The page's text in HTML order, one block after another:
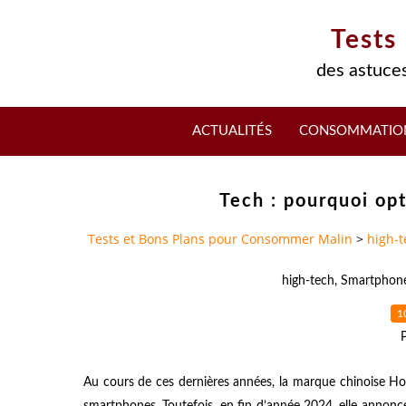
des
ACTUALITÉS
Tech : pourquoi
Tests et Bons Plans pour Consommer Malin > high-
high-tech,
Au cours de ces dernières années, la marque chinoise